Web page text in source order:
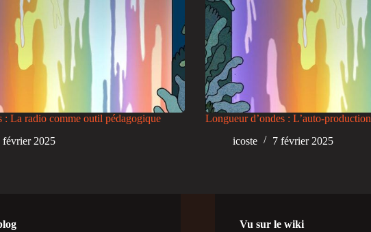
: La radio comme outil pédagogique
février 2025
Longueur d’ondes : L’auto-production
icoste
7 février 2025
Vu sur le wiki